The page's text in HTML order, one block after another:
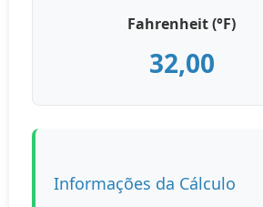
Fahrenheit (°F)
32,00
Informações da Cálculo